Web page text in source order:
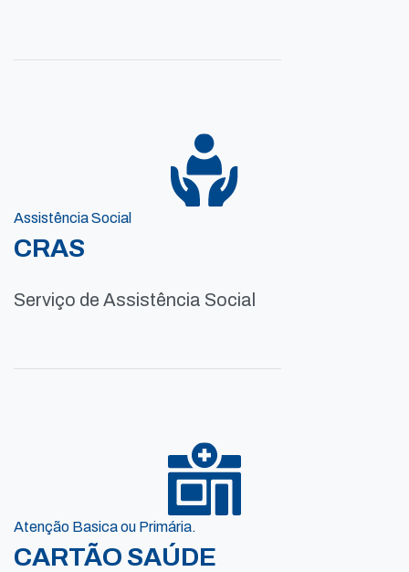
Assistência Social
CRAS
Serviço de Assistência Social
Atenção Basica ou Primária.
CARTÃO SAÚDE